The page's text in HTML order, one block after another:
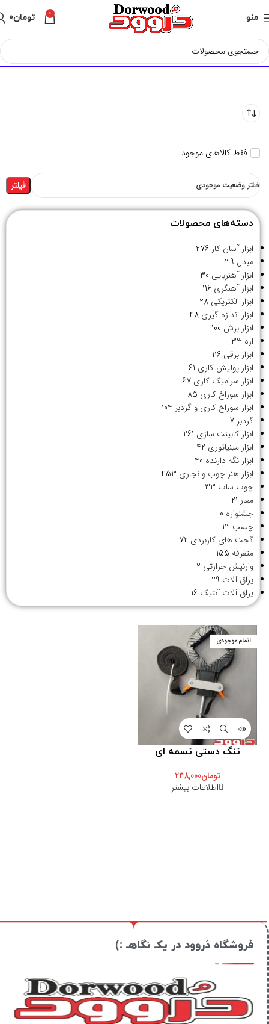
منو 0 تومان0
فقط کالاهای موجود
فیلتر وضعیت موجودی فیلتر
دسته‌های محصولات
ابزار آسان کار 276
مبدل 39
ابزار آهنربایی 30
ابزار آهنگری 116
ابزار الکتریکی 28
ابزار اندازه گیری 48
ابزار برش 100
اره 33
ابزار برقی 116
ابزار پولیش کاری 61
ابزار سرامیک کاری 67
ابزار سوراخ کاری 85
ابزار سوراخ کاری و گردبر 104
گردبر 7
ابزار کابینت سازی 261
ابزار مینیاتوری 42
ابزار نگه دارنده 40
ابزار هنر چوب و نجاری 453
چوب ساب 33
مغار 21
جشنواره 0
چسب 13
گجت های کاربردی 72
متفرقه 155
وارنیش حرارتی 2
یراق آلات 29
یراق آلات آنتیک 16
اتمام موجودی
تنگ دستی تسمه ای
تومان248,000
اطلاعات بیشتر
فروشگاه دُروود در یکـ نگاهـ :)